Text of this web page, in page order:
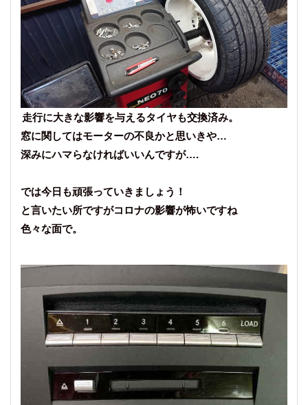
走行に大きな影響を与えるタイヤも交換済み。
窓に関してはモーターの不良かと思いきや…
深みにハマらなければいいんですが….
では今日も頑張っていきましょう！
と言いたい所ですがコロナの影響が怖いですね
色々な面で。